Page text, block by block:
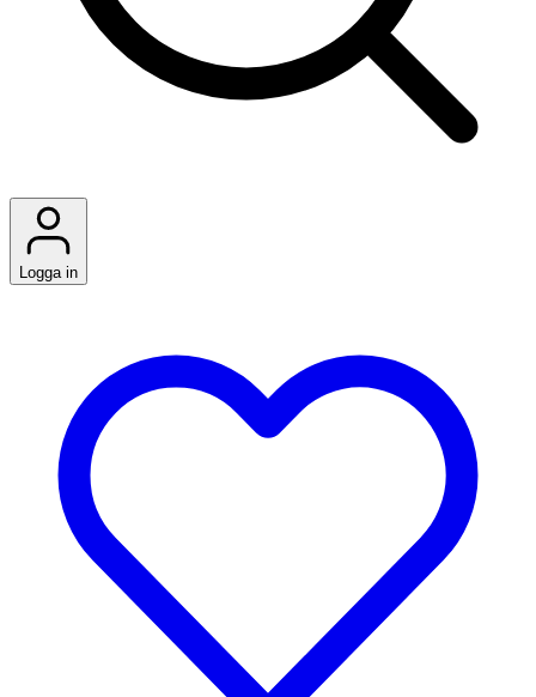
Logga in